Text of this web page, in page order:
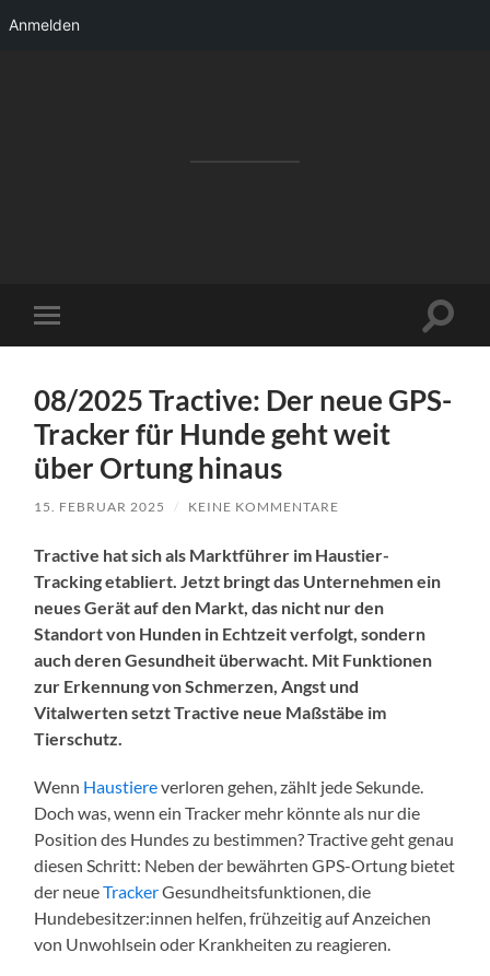
Anmelden
Mobile-
Menü
08/2025 Tractive: Der neue GPS-
Tracker für Hunde geht weit
über Ortung hinaus
15. FEBRUAR 2025 / KEINE KOMMENTARE
Tractive hat sich als Marktführer im Haustier-
Tracking etabliert. Jetzt bringt das Unternehmen ein
neues Gerät auf den Markt, das nicht nur den
Standort von Hunden in Echtzeit verfolgt, sondern
auch deren Gesundheit überwacht. Mit Funktionen
zur Erkennung von Schmerzen, Angst und
Vitalwerten setzt Tractive neue Maßstäbe im
Tierschutz.
Wenn Haustiereverloren gehen, zählt jede Sekunde.
Doch was, wenn ein Tracker mehr könnte als nur die
Position des Hundes zu bestimmen? Tractive geht genau
diesen Schritt: Neben der bewährten GPS-Ortung bietet
der neueTrackerGesundheitsfunktionen, die
Hundebesitzer:innen helfen, frühzeitig auf Anzeichen
von Unwohlsein oder Krankheiten zu reagieren.